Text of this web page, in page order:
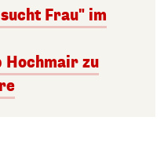
Frau" im
Hochmair zu